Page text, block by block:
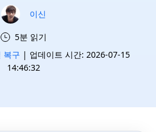
이신
5분 읽기
복구 | 업데이트 시간: 2026-07-15
14:46:32